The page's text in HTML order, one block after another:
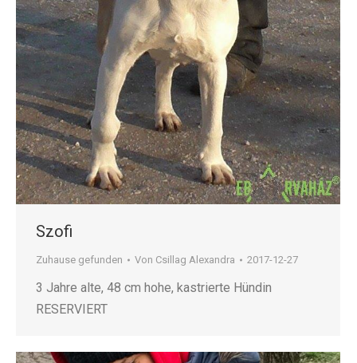
Szofi
Zuhause gefunden Von Csillag Alexandra 2017-12-27
3 Jahre alte, 48 cm hohe, kastrierte Hündin
RESERVIERT